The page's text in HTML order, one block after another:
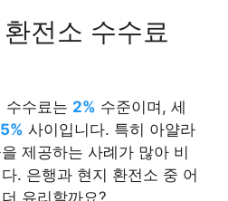
전소 수수료
수수료는 2% 수준이며, 세
사이입니다. 특히 아얄라
제공하는 사례가 많아 비
. 은행과 현지 환전소 중 어